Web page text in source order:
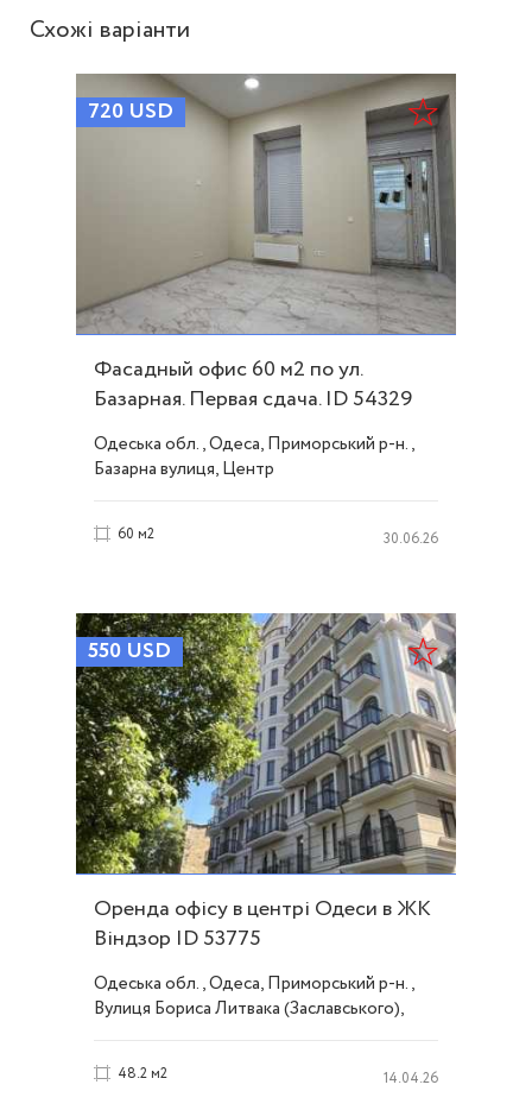
Схожі варіанти
720 USD
Фасадный офис 60 м2 по ул.
Базарная. Первая сдача. ID 54329
Одеська обл., Одеса, Приморський р-н.,
Базарна вулиця, Центр
60 м2 30.06.26
550 USD
Оренда офісу в центрі Одеси в ЖК
Віндзор ID 53775
Одеська обл., Одеса, Приморський р-н.,
Вулиця Бориса Литвака (Заславського),
48.2 м2 14.04.26